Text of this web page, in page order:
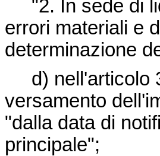
"2. In sede di
errori materiali e
determinazione
d) nell'articolo
versamento
"dalla data di
principale";